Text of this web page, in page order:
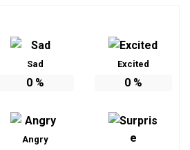
Sad
0%
Excited
0%
Angry